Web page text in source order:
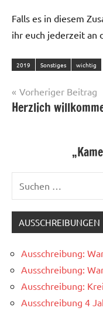
Falls es in diesem
ihr euch jederzeit an
2019 Sonstiges wichtig
Vorheriger Beitrag
Herzlich
AUSSCHREIBUNGEN
Ausschreibung:
Ausschreibung:
Ausschreibung:
Ausschreibung 4